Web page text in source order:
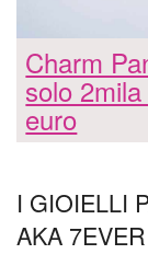
Charm
solo
euro
I GIOIELLI
AKA 7EVER